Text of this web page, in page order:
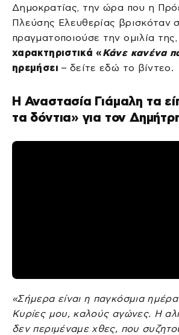
Δημοκρατίας, την ώρα που η
Πλεύσης Ελευθερίας βρισκόταν
πραγματοποιούσε την ομιλία της,
χαρακτηριστικά «Κάνε κανένα
ηρεμήσει– δείτε εδώ το βίντεο.
Η Αναστασία Γιάμαλη τα
τα δόντια» για τον
«Σήμερα είναι η παγκόσμια
Κυρίες μου, καλούς αγώνες. Η
δεν περιμέναμε χθες, που